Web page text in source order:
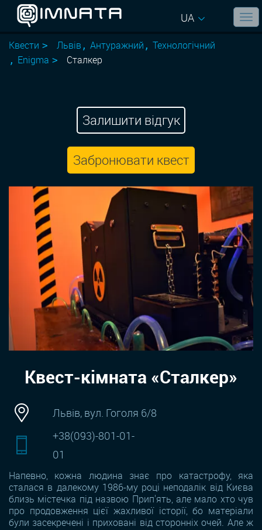
UA
Квести Львів Антуражний
Технологiчний
Enigma
Сталкер
Залишити відгук
Забронювати квест
Квест-кімната «Сталкер»
Львів, вул. Гоголя 6/8
+38(093)-801-01-
01
Напевно, кожна людина знає про катастрофу, яка
сталася в далекому 1986-му році неподалік від Києва
близь містечка під назвою Прип'ять, але мало хто чув
про продовження цієї жахливої історії, бо матеріали
були засекречені і приховані від сторонніх очей. Але ж